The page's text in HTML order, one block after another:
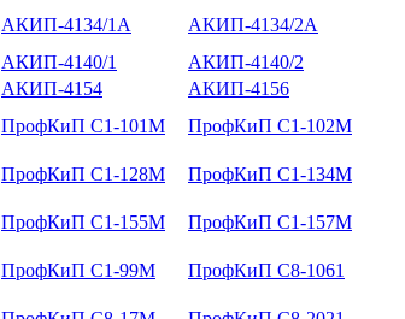
АКИП-4134/1А
АКИП-4134/2А
АКИП-4140/1
АКИП-4140/2
АКИП-4154
АКИП-4156
ПрофКиП С1-101М
ПрофКиП С1-102М
ПрофКиП С1-128М
ПрофКиП С1-134М
ПрофКиП С1-155М
ПрофКиП С1-157М
ПрофКиП С1-99М
ПрофКиП С8-1061